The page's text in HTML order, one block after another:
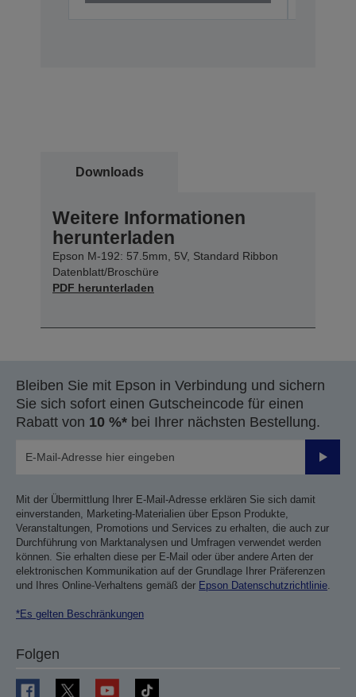
Downloads
Weitere Informationen
herunterladen
Epson M-192: 57.5mm, 5V, Standard Ribbon
Datenblatt/Broschüre
PDF herunterladen
Bleiben Sie mit Epson in Verbindung und sichern
Sie sich sofort einen Gutscheincode für einen
Rabatt von 10 %* bei Ihrer nächsten Bestellung.
Mit der Übermittlung Ihrer E-Mail-Adresse erklären Sie sich damit
einverstanden, Marketing-Materialien über Epson Produkte,
Veranstaltungen, Promotions und Services zu erhalten, die auch zur
Durchführung von Marktanalysen und Umfragen verwendet werden
können. Sie erhalten diese per E-Mail oder über andere Arten der
elektronischen Kommunikation auf der Grundlage Ihrer Präferenzen
und Ihres Online-Verhaltens gemäß der Epson Datenschutzrichtlinie
*Es gelten Beschränkungen
Folgen